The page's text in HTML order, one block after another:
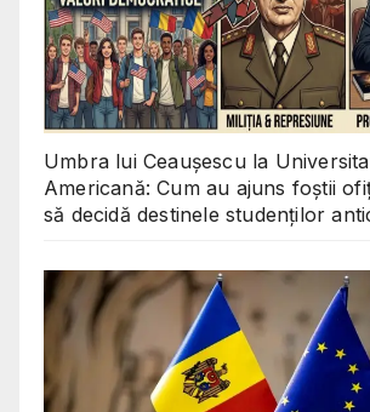
Umbra lui Ceaușescu la
Americană: Cum au ajuns foștii
să decidă destinele studenților